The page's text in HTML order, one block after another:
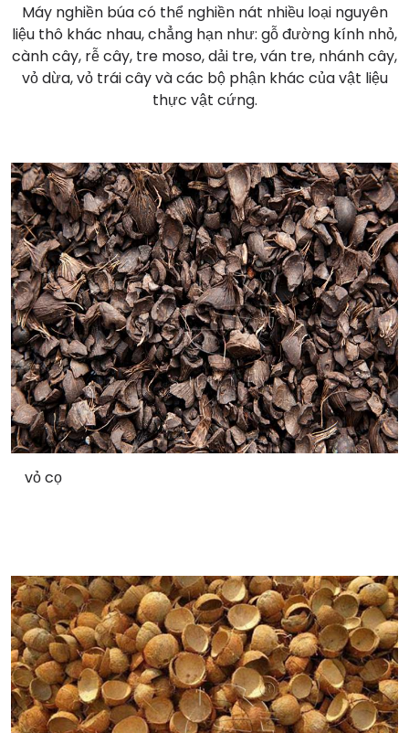
Máy nghiền búa có thể nghiền nát nhiều loại nguyên
liệu thô khác nhau, chẳng hạn như: gỗ đường kính nhỏ,
cành cây, rễ cây, tre moso, dải tre, ván tre, nhánh cây,
vỏ dừa, vỏ trái cây và các bộ phận khác của vật liệu
thực vật cứng.
vỏ cọ